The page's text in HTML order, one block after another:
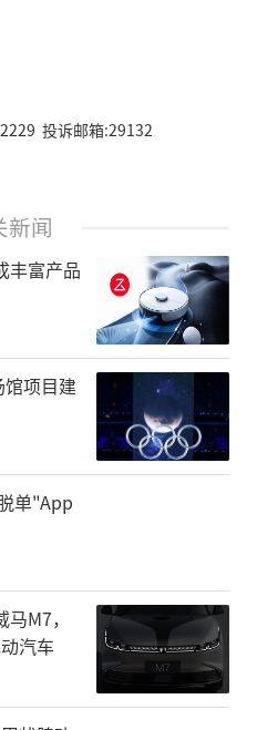
投诉邮箱:29132
新闻
丰富产品
项目建
单"App
M7，
汽车